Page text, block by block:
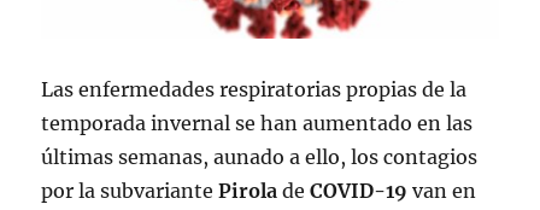
Las enfermedades respiratorias propias de la
temporada invernal se han aumentado en las
últimas semanas, aunado a ello, los contagios
por la subvariantePiroladeCOVID-19 van en